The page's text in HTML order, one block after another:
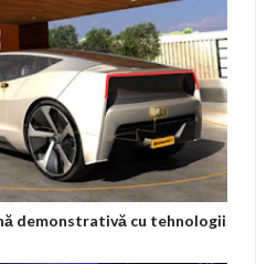
demonstrativă cu tehnologii